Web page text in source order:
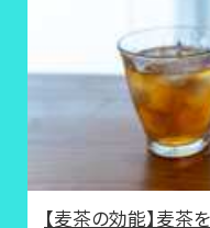
【麦茶の効能】麦茶